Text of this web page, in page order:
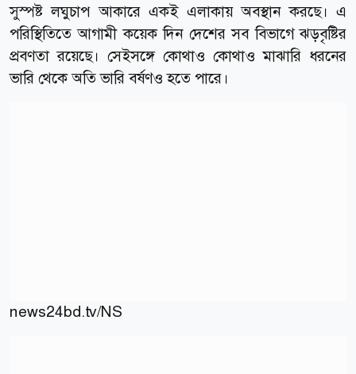
সুস্পষ্ট লঘুচাপ আকারে একই এলাকায় অবস্থান করছে। এ
পরিস্থিতিতে আগামী কয়েক দিন দেশের সব বিভাগে ঝড়বৃষ্টির
প্রবণতা রয়েছে। সেইসঙ্গে কোথাও কোথাও মাঝারি ধরনের
ভারি থেকে অতি ভারি বর্ষণও হতে পারে।
news24bd.tv/NS